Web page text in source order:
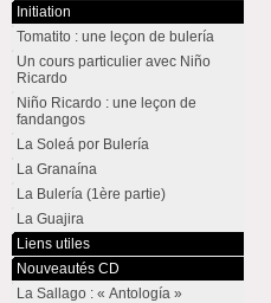
Initiation
Tomatito : une leçon de bulería
Un cours particulier avec Niño
Ricardo
Niño Ricardo : une leçon de
fandangos
La Soleá por Bulería
La Granaína
La Bulería (1ère partie)
La Guajira
Liens utiles
Nouveautés CD
La Sallago : « Antología »